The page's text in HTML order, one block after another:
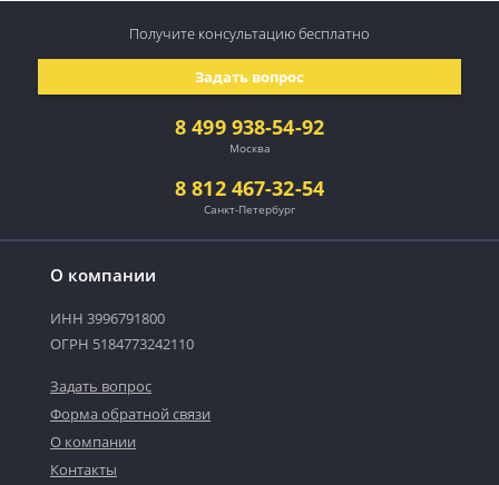
О компании
ИНН 3996791800
ОГРН 5184773242110
Задать вопрос
Форма обратной связи
О компании
Контакты
8 499 938-54-92
Москва
8 812 467-32-54
Санкт-Петербург
Задать вопрос
Получите консультациюбесплатно